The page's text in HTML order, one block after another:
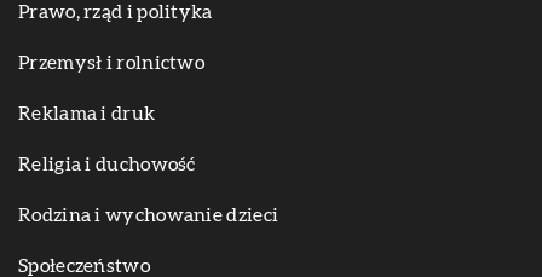
Prawo, rząd i polityka
Przemysł i rolnictwo
Reklama i druk
Religia i duchowość
Rodzina i wychowanie dzieci
Społeczeństwo